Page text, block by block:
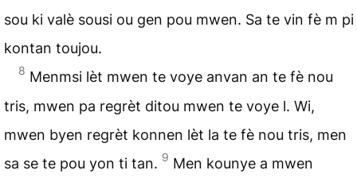
sou ki valè sousi ou gen pou mwen. Sa te vin fè m pi
kontan toujou.
8 Menmsi lèt mwen te voye anvan an te fè nou
tris, mwen pa regrèt ditou mwen te voye l. Wi,
mwen byen regrèt konnen lèt la te fè nou tris, men
sa se te pou yon ti tan. 9 Men kounye a mwen